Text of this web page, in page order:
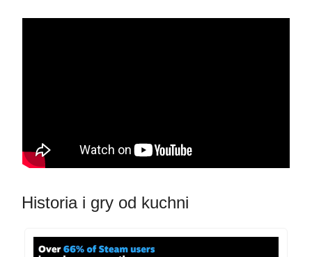
Historia i gry od kuchni